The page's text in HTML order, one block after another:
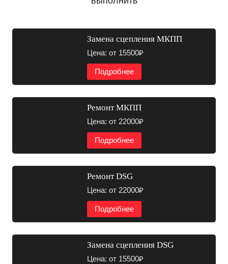
Замена сцепления МКПП
Цена: от 15500₽
Подробнее
Ремонт МКПП
Цена: от 22000₽
Подробнее
Ремонт DSG
Цена: от 22000₽
Подробнее
Замена сцепления DSG
Цена: от 15500₽